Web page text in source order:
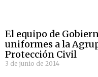
El equipo de
uniformes a la
Protección Civil
3 de junio de 2014